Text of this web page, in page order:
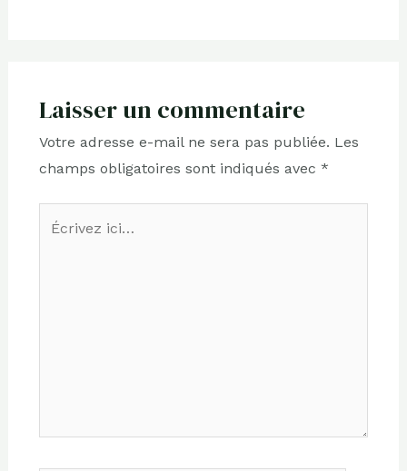
Laisser un commentaire
Votre adresse e-mail ne sera pas publiée. Les
champs obligatoires sont indiqués avec *